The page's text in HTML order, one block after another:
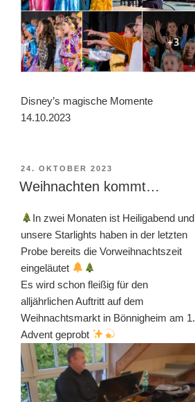
Disney’s magische Momente
14.10.2023
VERÖFFENTLICHT
AM
24. OKTOBER 2023
Weihnachten kommt…
In zwei Monaten ist Heiligabend und
unsere Starlights haben in der letzten
Probe bereits die Vorweihnachtszeit
eingeläutet
Es wird schon fleißig für den
alljährlichen Auftritt auf dem
Weihnachtsmarkt in Bönnigheim am 1.
Advent geprobt